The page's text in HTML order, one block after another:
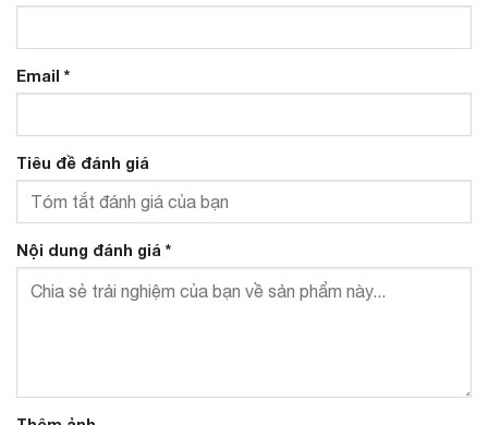
Email *
Tiêu đề đánh giá
Nội dung đánh giá *